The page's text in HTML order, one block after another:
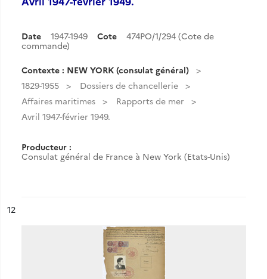
Date 1947-1949 Cote
474PO/1/294 (Cote de
commande)
Contexte : NEW YORK (consulat général)
1829-1955
Dossiers de chancellerie
Affaires maritimes
Rapports de mer
Avril 1947-février 1949.
Producteur :
Consulat général de France à New York (Etats-Unis)
n°
12